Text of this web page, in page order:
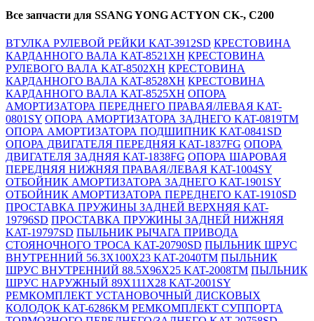
Все запчасти для SSANG YONG ACTYON CK-, C200
ВТУЛКА РУЛЕВОЙ РЕЙКИ KAT-3912SD КРЕСТОВИНА
КАРДАННОГО ВАЛА KAT-8521XH КРЕСТОВИНА
РУЛЕВОГО ВАЛА KAT-8502XH КРЕСТОВИНА
КАРДАННОГО ВАЛА KAT-8528XH КРЕСТОВИНА
КАРДАННОГО ВАЛА KAT-8525XH ОПОРА
АМОРТИЗАТОРА ПЕРЕДНЕГО ПРАВАЯ/ЛЕВАЯ KAT-
0801SY ОПОРА АМОРТИЗАТОРА ЗАДНЕГО KAT-0819TM
ОПОРА АМОРТИЗАТОРА ПОДШИПНИК KAT-0841SD
ОПОРА ДВИГАТЕЛЯ ПЕРЕДНЯЯ KAT-1837FG ОПОРА
ДВИГАТЕЛЯ ЗАДНЯЯ KAT-1838FG ОПОРА ШАРОВАЯ
ПЕРЕДНЯЯ НИЖНЯЯ ПРАВАЯ/ЛЕВАЯ KAT-1004SY
ОТБОЙНИК АМОРТИЗАТОРА ЗАДНЕГО KAT-1901SY
ОТБОЙНИК АМОРТИЗАТОРА ПЕРЕДНЕГО KAT-1910SD
ПРОСТАВКА ПРУЖИНЫ ЗАДНЕЙ ВЕРХНЯЯ KAT-
19796SD ПРОСТАВКА ПРУЖИНЫ ЗАДНЕЙ НИЖНЯЯ
KAT-19797SD ПЫЛЬНИК РЫЧАГА ПРИВОДА
СТОЯНОЧНОГО ТРОСА KAT-20790SD ПЫЛЬНИК ШРУС
ВНУТРЕННИЙ 56.3X100X23 KAT-2040TM ПЫЛЬНИК
ШРУС ВНУТРЕННИЙ 88.5X96X25 KAT-2008TM ПЫЛЬНИК
ШРУС НАРУЖНЫЙ 89X111X28 KAT-2001SY
РЕМКОМПЛЕКТ УСТАНОВОЧНЫЙ ДИСКОВЫХ
КОЛОДОК KAT-6286KM РЕМКОМПЛЕКТ СУППОРТА